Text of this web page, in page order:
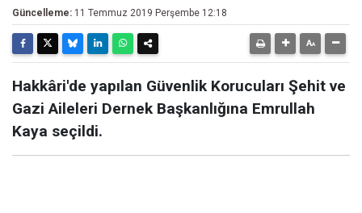
Güncelleme: 11 Temmuz 2019 Perşembe 12:18
Hakkâri'de yapılan Güvenlik Korucuları Şehit ve
Gazi Aileleri Dernek Başkanlığına Emrullah
Kaya seçildi.